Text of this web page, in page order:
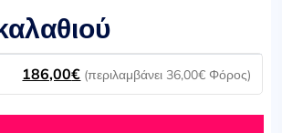
186,00€ (περιλαμβάνει 36,00€ Φόρος)